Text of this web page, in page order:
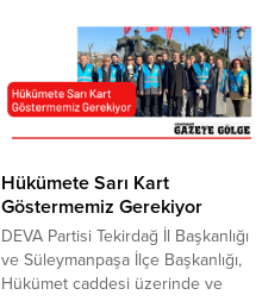
meclis gündeminde. CHP Tekirdağ
Milletvekilleri Faik Öztrak, İlhami
Özcan Aygun, Nurten Yontar,
Tekirdağ’da artan hava kirliliği ve
koku sorununun araştırılması ve
Büyük Millet Meclisi Başkanlığı’na
önerge verdi. CHP’li vekiller
sundukları önergede...
Hükümete Sarı Kart
Göstermemiz Gerekiyor
DEVA Partisi Tekirdağ İl Başkanlığı
ve Süleymanpaşa İlçe Başkanlığı,
Hükümet caddesi üzerinde ve